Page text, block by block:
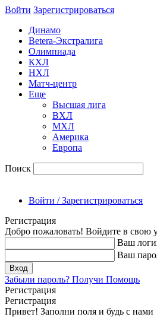
Войти Зарегиcтрироваться
Динамо
Betera-Экстралига
Олимпиада
КХЛ
НХЛ
Матч-центр
Еще
Высшая лига
ВХЛ
МХЛ
Америка
Европа
Поиск
Войти / Зарегистрироваться
Регистрация
Добро пожаловать! Войдите в свою
Ваш
Ваш
Забыли пароль? Получи Помощь
Регистрация
Регистрация
Привет! Заполни поля и будь с нами